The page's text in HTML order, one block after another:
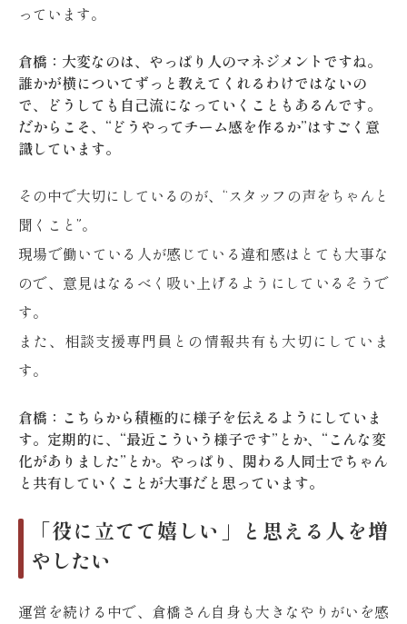
っています。
倉橋：大変なのは、やっぱり人のマネジメントですね。
誰かが横についてずっと教えてくれるわけではないの
で、どうしても自己流になっていくこともあるんです。
だからこそ、“どうやってチーム感を作るか”はすごく意
識しています。
その中で大切にしているのが、“スタッフの声をちゃんと
聞くこと”。
現場で働いている人が感じている違和感はとても大事な
ので、意見はなるべく吸い上げるようにしているそうで
す。
また、相談支援専門員との情報共有も大切にしていま
す。
倉橋：こちらから積極的に様子を伝えるようにしていま
す。定期的に、“最近こういう様子です”とか、“こんな変
化がありました”とか。やっぱり、関わる人同士でちゃん
と共有していくことが大事だと思っています。
「役に立てて嬉しい」と思える人を増
やしたい
運営を続ける中で、倉橋さん自身も大きなやりがいを感